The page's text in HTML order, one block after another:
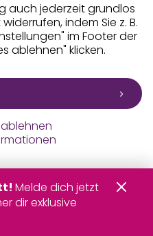
auch jederzeit grundlos
indem Sie z. B.
im Footer der
ablehnen" klicken.
Melde dich jetzt
dir exklusive